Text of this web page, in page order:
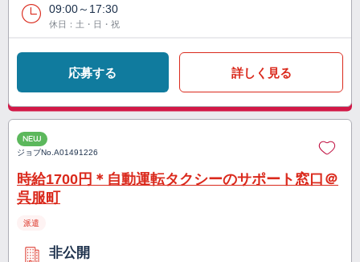
09:00～17:30
休日：土・日・祝
応募する 詳しく見る
NEW
ジョブNo.A01491226
時給1700円＊自動運転タクシーのサポート窓口＠
呉服町
派遣
非公開